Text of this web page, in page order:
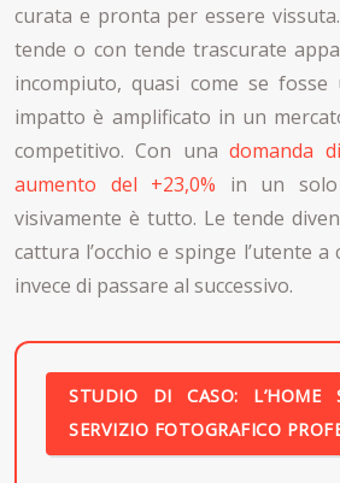
curata e pronta per essere
tende o con tende trascurate
incompiuto, quasi come se fosse
impatto è amplificato in un
competitivo. Con unadomanda
aumento del +23,0% in un solo
visivamente è tutto. Le tende
cattura l’occhio e spinge l’utente a
invece di passare al successivo.
STUDIO DI CASO: L’HOME
SERVIZIO FOTOGRAFICO